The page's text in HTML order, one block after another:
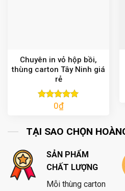
Chuyên in vỏ hộp bồi,
thùng carton Tây Ninh giá
rẻ
Được xếp
0₫
TẠI SAO CHỌN
SẢN PHẨM
CHẤT LƯỢNG
Mỗi thùng carton